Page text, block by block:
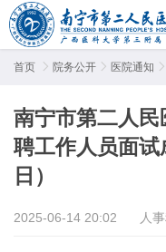
首页  院务公开  医院通知 
南宁市第二人
聘工作人员面
日）
2025-06-14 20:02 人